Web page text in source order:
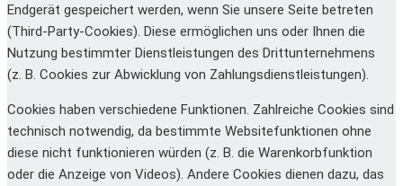
Endgerät gespeichert werden, wenn Sie unsere Seite betreten
(Third-Party-Cookies). Diese ermöglichen uns oder Ihnen die
Nutzung bestimmter Dienstleistungen des Drittunternehmens
(z. B. Cookies zur Abwicklung von Zahlungsdienstleistungen).
Cookies haben verschiedene Funktionen. Zahlreiche Cookies sind
technisch notwendig, da bestimmte Websitefunktionen ohne
diese nicht funktionieren würden (z. B. die Warenkorbfunktion
oder die Anzeige von Videos). Andere Cookies dienen dazu, das